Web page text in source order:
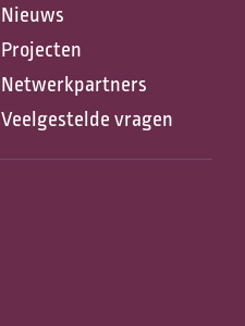
Nieuws
Projecten
Netwerkpartners
Veelgestelde vragen